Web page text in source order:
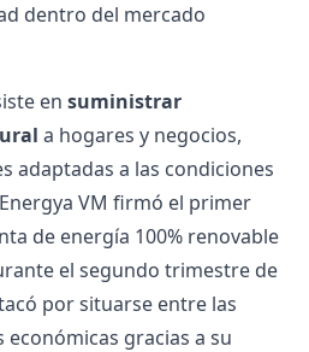
dentro del mercado
en suministrar
a hogares y negocios,
adaptadas a las condiciones
VM firmó el primer
de energía 100% renovable
el segundo trimestre de
por situarse entre las
gracias a su